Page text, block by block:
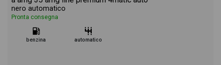
nero automatico
Pronta consegna
benzina automatico